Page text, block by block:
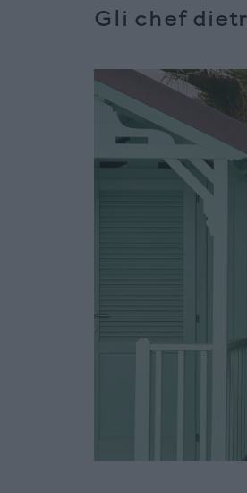
Gli chef